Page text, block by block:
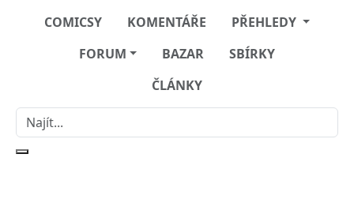
COMICSY KOMENTÁŘE
PŘEHLEDY
FORUM
BAZAR
SBÍRKY
ČLÁNKY